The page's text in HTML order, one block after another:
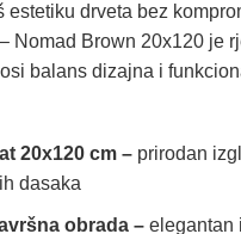
estetiku drveta bez
Nomad Brown 20x120 je
balans dizajna i
20x120 cm – prirodan
dasaka
obrada – elegantan i